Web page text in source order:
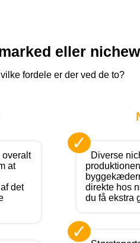
eller
fordele er der ved de to?
overalt
at
det
✓
Diverse
direkte hos
du få ekstra
✓